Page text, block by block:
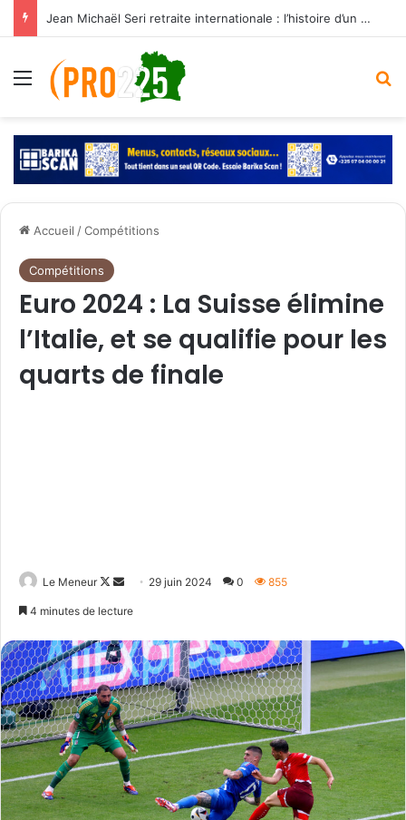
Jean Michaël Seri retraite internationale : l’histoire d’un maestro qui a marqué les Éléphants
Menu
Accueil /Compétitions
Compétitions
Euro 2024 : La Suisse élimine
l’Italie, et se qualifie pour les
quarts de finale
Le Meneur
Follow
Envoyer29 juin 2024 0 855
4 minutes de lecture